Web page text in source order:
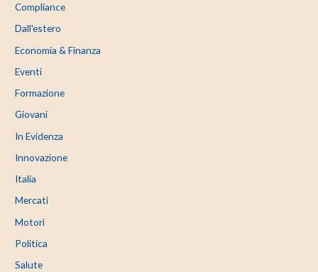
Compliance
Dall'estero
Economia & Finanza
Eventi
Formazione
Giovani
In Evidenza
Innovazione
Italia
Mercati
Motori
Politica
Salute